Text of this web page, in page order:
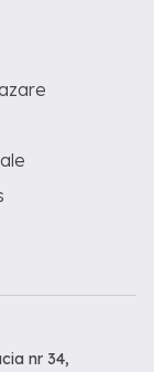
nr 34,